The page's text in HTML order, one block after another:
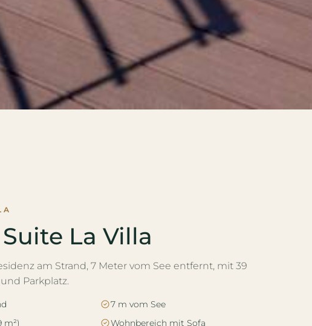
La Villa
am Strand, 7 Meter vom See entfernt, mit 39
Parkplatz.
7 m vom See
m²)
Wohnbereich mit Sofa